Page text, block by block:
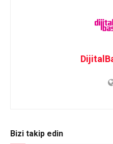
Bizi takip edin